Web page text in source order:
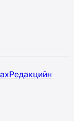
Редакцийн